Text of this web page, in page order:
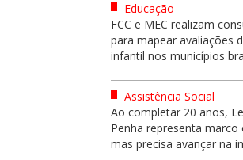
Educação
FCC e MEC realizam
para mapear avaliações
infantil nos municípios
Assistência Social
Ao completar 20 anos,
Penha representa marco
mas precisa avançar na